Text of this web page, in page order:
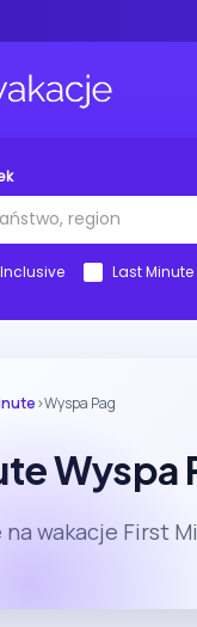
Last Minute
›Wyspa Pag
Wyspa
wakacje First